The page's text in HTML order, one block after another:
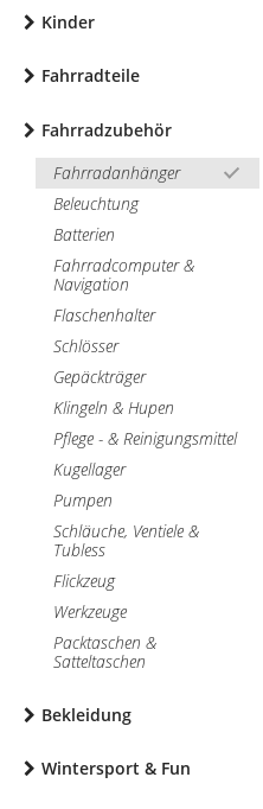
Kinder
Fahrradteile
Fahrradzubehör
Fahrradanhänger
Beleuchtung
Batterien
Fahrradcomputer &
Navigation
Flaschenhalter
Schlösser
Gepäckträger
Klingeln & Hupen
Pflege - & Reinigungsmittel
Kugellager
Pumpen
Schläuche, Ventiele &
Tubless
Flickzeug
Werkzeuge
Packtaschen &
Satteltaschen
Bekleidung
Wintersport & Fun